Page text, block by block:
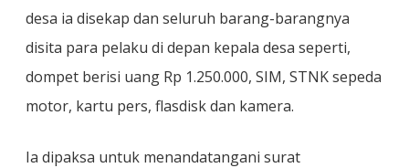
desa ia disekap dan seluruh barang-barangnya
disita para pelaku di depan kepala desa seperti,
dompet berisi uang Rp 1.250.000, SIM, STNK sepeda
motor, kartu pers, flasdisk dan kamera.
Ia dipaksa untuk menandatangani surat